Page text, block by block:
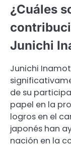
¿Cuáles
Junichi
Junichi
de su
papel en la
logros en el
japonés han
nación en la